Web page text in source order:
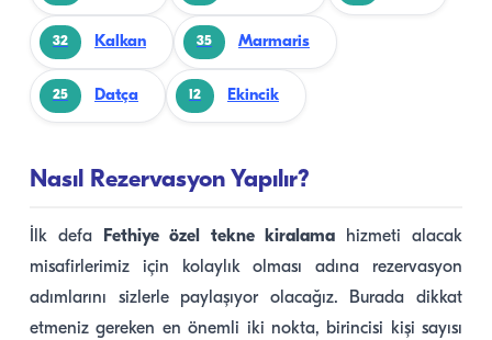
32 Kalkan 35 Marmaris
25 Datça 12 Ekincik
Nasıl Rezervasyon Yapılır?
İlk defa Fethiye özel tekne kiralamahizmeti alacak
misafirlerimiz için kolaylık olması adına rezervasyon
adımlarını sizlerle paylaşıyor olacağız. Burada dikkat
etmeniz gereken en önemli iki nokta, birincisi kişi sayısı